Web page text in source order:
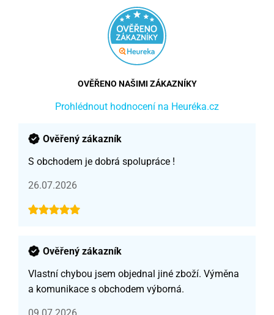
OVĚŘENO NAŠIMI ZÁKAZNÍKY
Prohlédnout hodnocení na Heuréka.cz
Ověřený zákazník
S obchodem je dobrá spolupráce !
26.07.2026
Ověřený zákazník
Vlastní chybou jsem objednal jiné zboží. Výměna
a komunikace s obchodem výborná.